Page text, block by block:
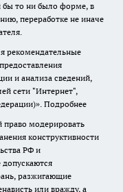
бы то ни было форме, в
переработке не иначе
рекомендательные
и анализа сведений,
сети "Интернет",
Подробнее
право модерировать
конструктивности
РФ и
разжигающие
или вражду, а